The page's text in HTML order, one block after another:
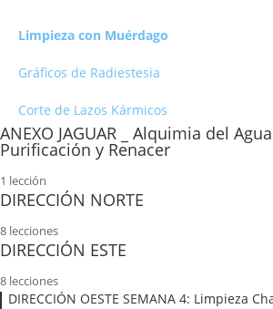
Limpieza con Muérdago
Gráficos de Radiestesia
Corte de Lazos Kármicos
ANEXO JAGUAR _ Alquimia del
Purificación y Renacer
PDF_Alquimia del Agua.
1 lección
DIRECCIÓN NORTE
Colibrí_ material teórico.
Oráculo de la rueda medicina
8 lecciones
DIRECCIÓN ESTE
Material Teórico Dirección Este
8 lecciones
DIRECCIÓN OESTE SEMANA 4: Limpieza